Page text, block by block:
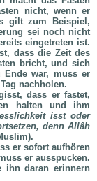
nicht, wenn er
gilt zum Beispiel,
sei noch nicht
eingetreten ist.
dass die Zeit des
bricht, und sich
war, muss er
nachholen.
dass er fastet,
halten und ihm
isst oder
denn Allâh
er sofort aufhören
er ausspucken.
ihn daran erinnern